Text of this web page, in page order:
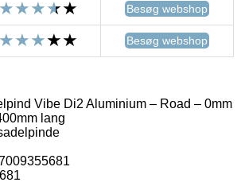
Besøg webshop
Besøg webshop
Vibe Di2 Aluminium – Road – 0mm
lang